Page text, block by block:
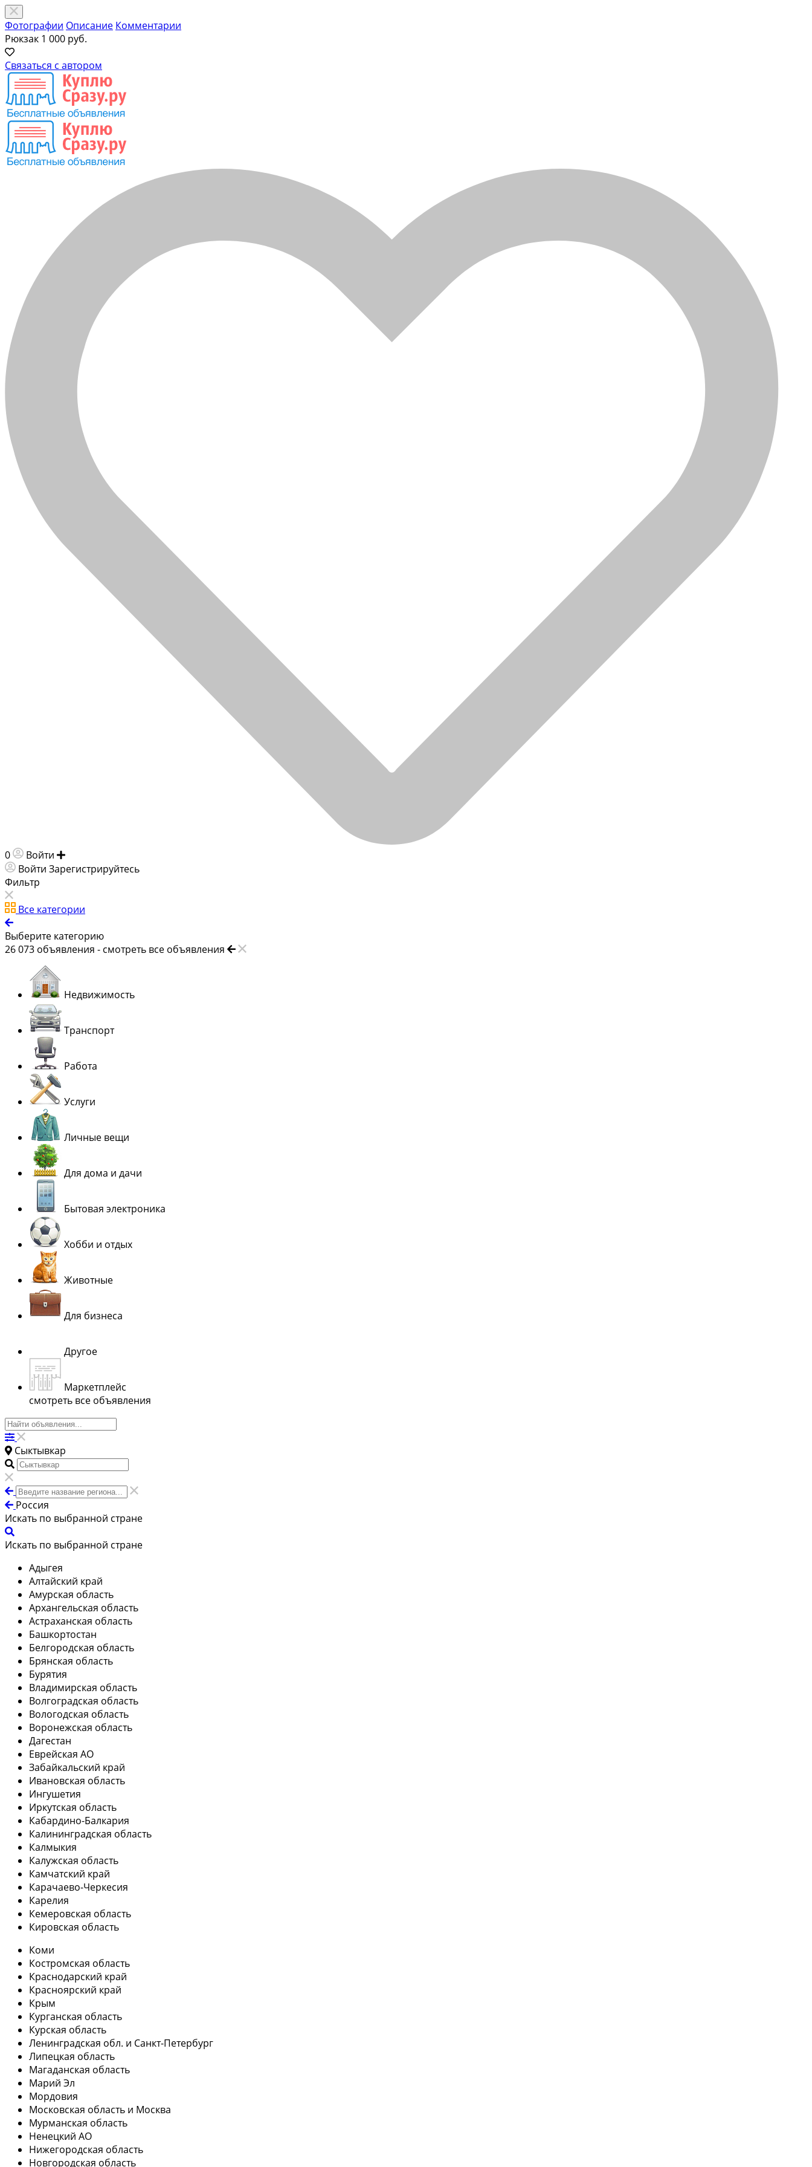
Фотографии Описание Комментарии
Рюкзак 1 000 руб.
Связаться с автором
0 Войти
Войти Зарегистрируйтесь
Фильтр
Все категории
Выберите категорию
26 073 объявления - смотреть все объявления
Недвижимость
Транспорт
Работа
Услуги
Личные вещи
Для дома и дачи
Бытовая электроника
Хобби и отдых
Животные
Для бизнеса
Другое
Маркетплейс
смотреть все объявления
Сыктывкар
Россия
Искать по выбранной стране
Искать по выбранной стране
Адыгея
Алтайский край
Амурская область
Архангельская область
Астраханская область
Башкортостан
Белгородская область
Брянская область
Бурятия
Владимирская область
Волгоградская область
Вологодская область
Воронежская область
Дагестан
Еврейская АО
Забайкальский край
Ивановская область
Ингушетия
Иркутская область
Кабардино-Балкария
Калининградская область
Калмыкия
Калужская область
Камчатский край
Карачаево-Черкесия
Карелия
Кемеровская область
Кировская область
Коми
Костромская область
Краснодарский край
Красноярский край
Крым
Курганская область
Курская область
Ленинградская обл. и Санкт-Петербург
Липецкая область
Магаданская область
Марий Эл
Мордовия
Московская область и Москва
Мурманская область
Ненецкий АО
Нижегородская область
Новгородская область